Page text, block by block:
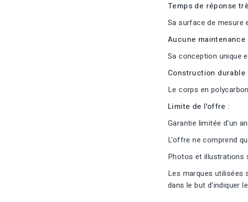
Temps de réponse
Sa surface de mesure
Aucune
Sa conception unique
Construction durable
Le corps en
Limite de l'offre :
Garantie limitée d'un
L'offre ne comprend
Photos et illustrations
Les marques utilisées
dans le but d'indiquer